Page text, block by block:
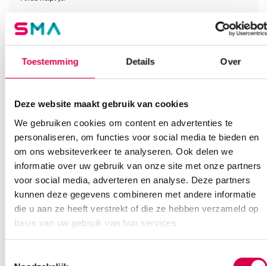
Toestemming Details Over
Deze website maakt gebruik van cookies
We gebruiken cookies om content en advertenties te
personaliseren, om functies voor social media te bieden en
om ons websiteverkeer te analyseren. Ook delen we
informatie over uw gebruik van onze site met onze partners
voor social media, adverteren en analyse. Deze partners
kunnen deze gegevens combineren met andere informatie
die u aan ze heeft verstrekt of die ze hebben verzameld op
basis van uw gebruik van hun services.
Vind je antwoord snel en makkelijk op onze klantenservice pagina.
Of contacteer ons via een van de onderstaande opties.
Onze klantenservice is bereikbaar van maandag t/m vrijdag van
08:30 tot 17:00
Ook interessant